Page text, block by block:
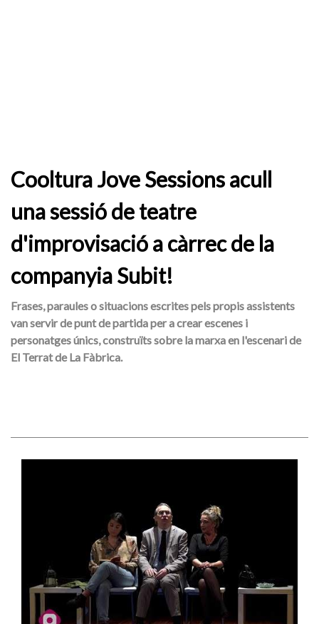
Cooltura Jove Sessions acull
una sessió de teatre
d'improvisació a càrrec de la
companyia Subit!
Frases, paraules o situacions escrites pels propis assistents
van servir de punt de partida per a crear escenes i
personatges únics, construïts sobre la marxa en l'escenari de
El Terrat de La Fàbrica.